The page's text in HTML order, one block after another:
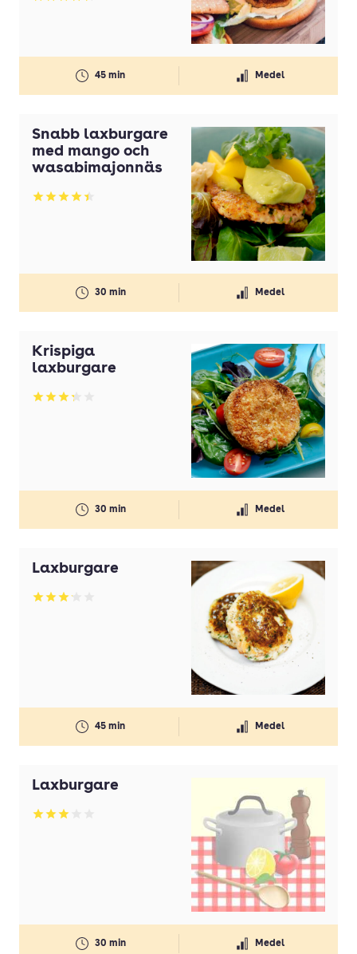
Betyg: 4.38 av 5
45 min Medel
Snabb laxburgare
med mango och
wasabimajonnäs
Betyg: 4.44 av 5
30 min Medel
Krispiga
laxburgare
Betyg: 3.3 av 5
30 min Medel
Laxburgare
Betyg: 3.14 av 5
45 min Medel
Laxburgare
Betyg: 3 av 5
30 min Medel